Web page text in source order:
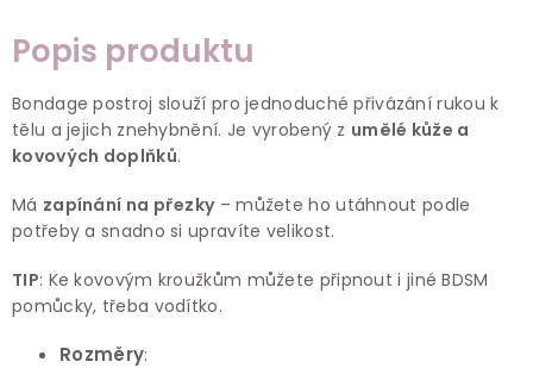
Popis produktu
Bondage postroj slouží pro jednoduché přivázání rukou k
tělu a jejich znehybnění. Je vyrobený z umělé kůže a
kovových doplňků.
Má zapínání na přezky– můžete ho utáhnout podle
potřeby a snadno si upravíte velikost.
TIP: Ke kovovým kroužkům můžete připnout i jiné BDSM
pomůcky, třeba vodítko.
Rozměry: